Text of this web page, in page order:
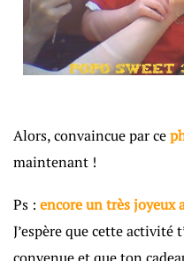
Alors, convaincue par ce
maintenant !
Ps : encore un très joyeux
J’espère que cette activité